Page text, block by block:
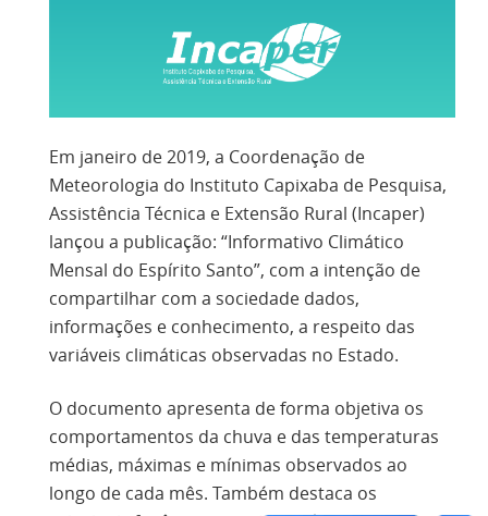
Em janeiro de 2019, a Coordenação de
Meteorologia do Instituto Capixaba de Pesquisa,
Assistência Técnica e Extensão Rural (Incaper)
lançou a publicação: “Informativo Climático
Mensal do Espírito Santo”, com a intenção de
compartilhar com a sociedade dados,
informações e conhecimento, a respeito das
variáveis climáticas observadas no Estado.
O documento apresenta de forma objetiva os
comportamentos da chuva e das temperaturas
médias, máximas e mínimas observados ao
longo de cada mês. Também destaca os